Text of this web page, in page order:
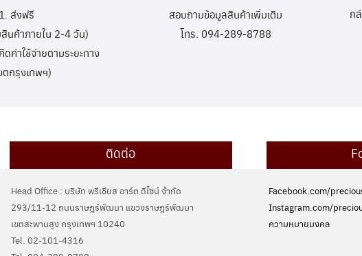
1. ส่งฟรี
สินค้าภายใน 2-4 วัน)
าใช้จ่ายตามระยะทาง
ตกรุงเทพฯ)
สอบถามข้อมูลสินค้าเพิ่มเติม
โทร. 094-289-8788
ก
ติดต่อ
Head Office : บริษัท พรีเชียส อาร์ต ดีไซน์ จำกัด
293/11-12 ถนนราษฎร์พัฒนา แขวงราษฎร์พัฒนา
เขตสะพานสูง กรุงเทพฯ 10240
Tel. 02-101-4316
Facebook.com/
Instagram.com/
ความหมายมงคล